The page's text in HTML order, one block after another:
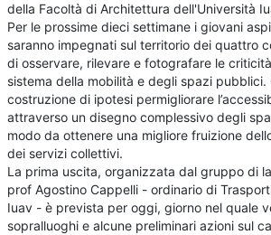
della Facoltà di Architettura dell'Università
Per le prossime dieci settimane i giovani
saranno impegnati sul territorio dei quattro
di osservare, rilevare e fotografare le
sistema della mobilità e degli spazi pubblici.
costruzione di ipotesi permigliorare
attraverso un disegno complessivo degli
modo da ottenere una migliore fruizione
dei servizi collettivi.
La prima uscita, organizzata dal gruppo di
prof Agostino Cappelli - ordinario di
Iuav - è prevista per oggi, giorno nel quale
sopralluoghi e alcune preliminari azioni sul